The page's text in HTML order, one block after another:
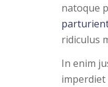
natoque
ridiculus
In enim
imperdiet